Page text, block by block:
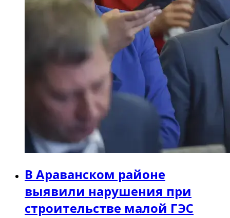
В Араванском районе
выявили нарушения при
строительстве малой ГЭС